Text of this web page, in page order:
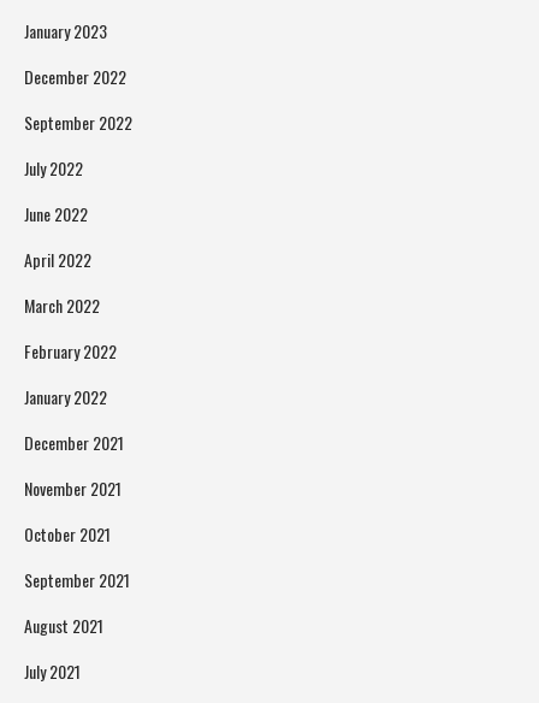
January 2023
December 2022
September 2022
July 2022
June 2022
April 2022
March 2022
February 2022
January 2022
December 2021
November 2021
October 2021
September 2021
August 2021
July 2021